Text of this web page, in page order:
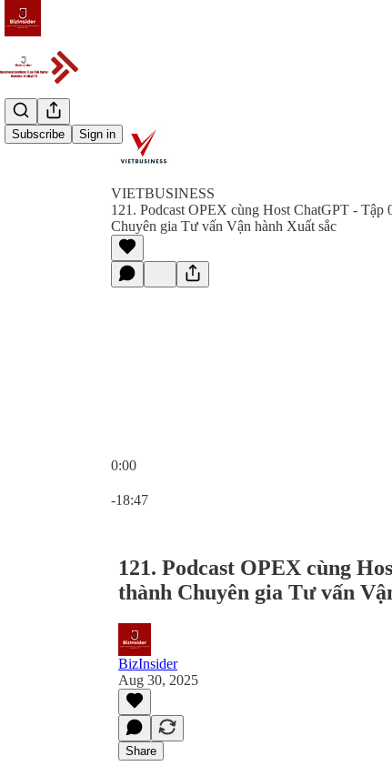
Subscribe Sign in
VIETBUSINESS
121. Podcast OPEX cùng Host ChatGPT - Tập
Chuyên gia Tư vấn Vận hành Xuất sắc
0:00
-18:47
121. Podcast OPEX cùng
thành Chuyên gia Tư vấn
BizInsider
Aug 30, 2025
Share